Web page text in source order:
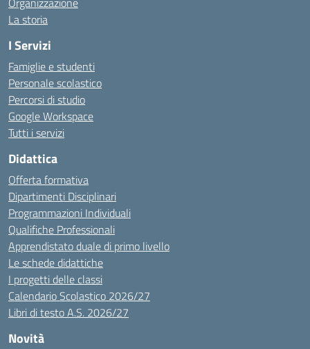
La storia
I Servizi
Famiglie e studenti
Personale scolastico
Percorsi di studio
Google Workspace
Tutti i servizi
Didattica
Offerta formativa
Dipartimenti Disciplinari
Programmazioni Individuali
Qualifiche Professionali
Apprendistato duale di primo livello
Le schede didattiche
I progetti delle classi
Calendario Scolastico 2026/27
Libri di testo A.S. 2026/27
Novità